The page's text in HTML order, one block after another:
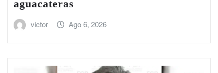
aguacateras
victor Ago 6, 2026